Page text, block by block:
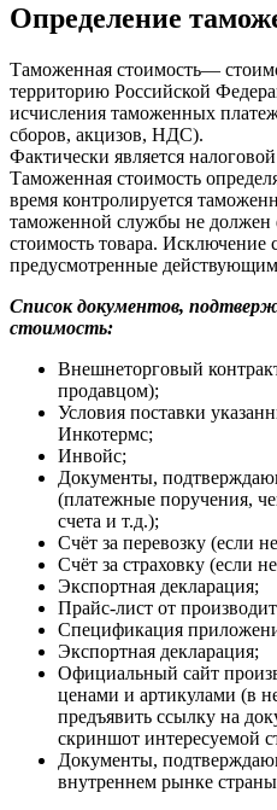
Определение
Таможенная стоимость—
территорию Российской
исчисления таможенных
сборов, акцизов, НДС).
Фактически является
Таможенная стоимость
время контролируется
таможенной службы не
стоимость товара. Исключение
предусмотренные
Список документов,
стоимость:
Внешнеторговый
продавцом);
Условия поставки
Инкотермс;
Инвойс;
Документы,
(платежные поручения,
счета и т.д.);
Счёт за перевозку (если
Счёт за страховку (если
Экспортная декларация;
Прайс-лист от
Спецификация
Экспортная декларация;
Официальный сайт
ценами и артикулами (в
предъявить ссылку на
скриншот интересуемой
Документы,
внутреннем рынке